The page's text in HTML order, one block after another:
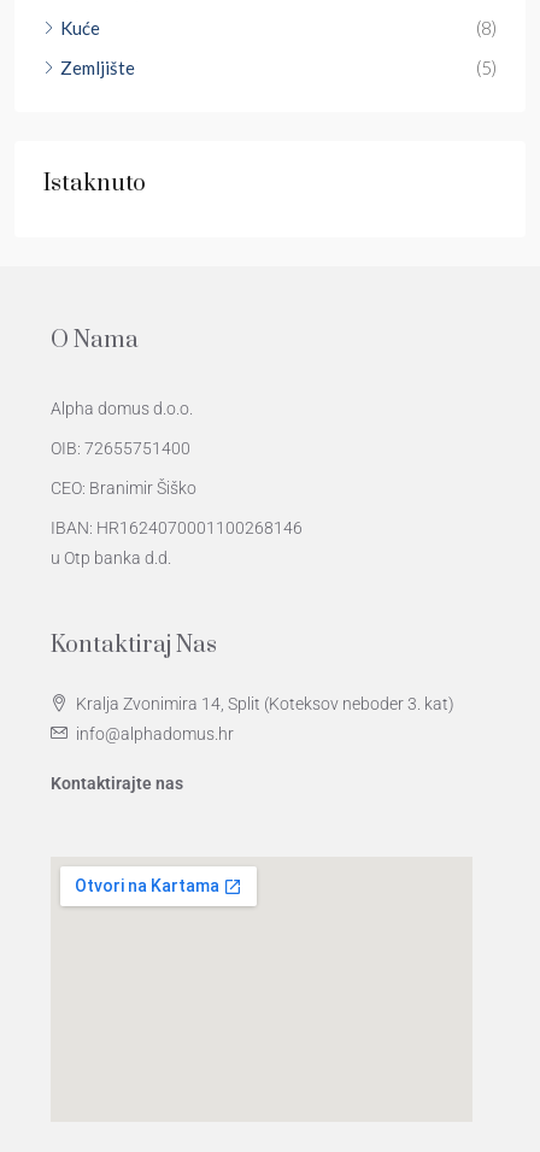
Kuće
(8)
Zemljište
(5)
Istaknuto
O Nama
Alpha domus d.o.o.
OIB: 72655751400
CEO: Branimir Šiško
IBAN: HR1624070001100268146
u Otp banka d.d.
Kontaktiraj Nas
Kralja Zvonimira 14, Split (Koteksov neboder 3. kat)
info@alphadomus.hr
Kontaktirajte nas